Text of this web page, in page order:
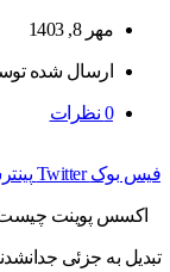
مهر 8, 1403
ارسال شده
0 نظرات
فیس بوک Twitter
اکسس پوینت چیست؟
تبدیل به جزئی